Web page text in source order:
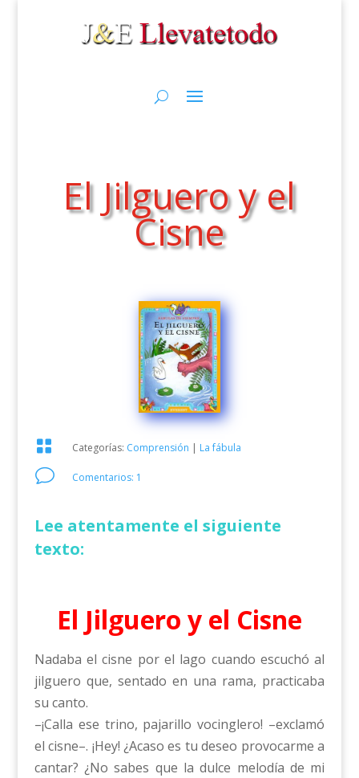
El Jilguero y el
Cisne
 Categorías: Comprensión | La fábula
v Comentarios: 1
Lee atentamente el siguiente
texto:
El Jilguero y el Cisne
Nadaba el cisne por el lago cuando escuchó al
jilguero que, sentado en una rama, practicaba
su canto.
–¡Calla ese trino, pajarillo vocinglero! –exclamó
el cisne–. ¡Hey! ¿Acaso es tu deseo provocarme a
cantar? ¿No sabes que la dulce melodía de mi